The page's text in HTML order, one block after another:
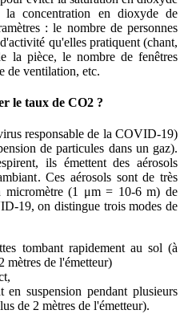
concentration en dioxyde de
: le nombre de personnes
qu'elles pratiquent (chant,
la pièce, le nombre de fenêtres
de ventilation, etc.
le taux de CO2 ?
responsable de la COVID-19)
de particules dans un gaz).
ils émettent des aérosols
Ces aérosols sont de très
micromètre (1 μm = 10-6 m) de
19, on distingue trois modes de
tombant rapidement au sol (à
mètres de l'émetteur)
en suspension pendant plusieurs
de 2 mètres de l'émetteur).